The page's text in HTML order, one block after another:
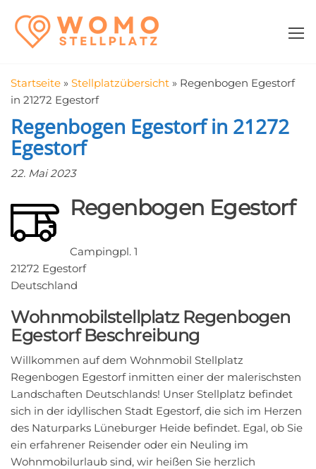
Inhalt
springen
in der Nähe
Startseite » Stellplatzübersicht » Regenbogen Egestorf
in 21272 Egestorf
Regenbogen Egestorf in 21272
Egestorf
22. Mai 2023
Regenbogen Egestorf
Campingpl. 1
21272 Egestorf
Deutschland
Wohnmobilstellplatz Regenbogen
Egestorf Beschreibung
Willkommen auf dem Wohnmobil Stellplatz
Regenbogen Egestorf inmitten einer der malerischsten
Landschaften Deutschlands! Unser Stellplatz befindet
sich in der idyllischen Stadt Egestorf, die sich im Herzen
des Naturparks Lüneburger Heide befindet. Egal, ob Sie
ein erfahrener Reisender oder ein Neuling im
Wohnmobilurlaub sind, wir heißen Sie herzlich